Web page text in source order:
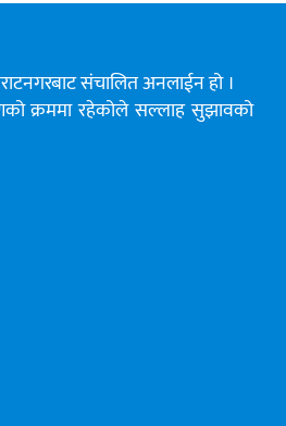
संचालित अनलाईन हो ।
क्रममा रहेकोले सल्लाह सुझावको